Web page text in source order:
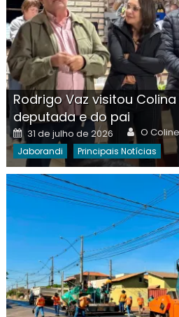
Rodrigo Vaz visitou
deputada e do pai
Posted
on
31 de julho de 2026 Author
O
Jaborandi Principais Notícias